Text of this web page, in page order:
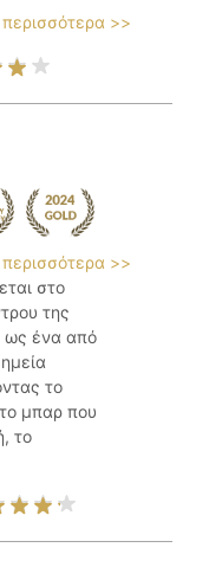
περισσότερα >>
περισσότερα >>
στο
της
ως ένα από
το
μπαρ που
το